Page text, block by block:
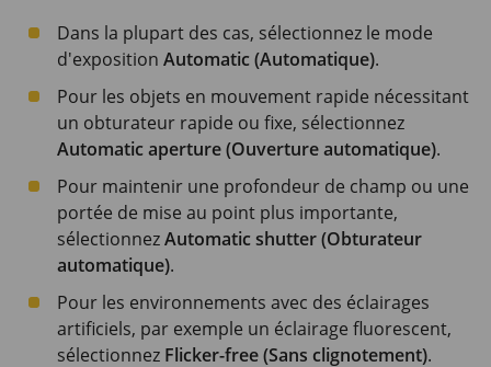
Dans la plupart des cas, sélectionnez le mode
d'exposition Automatic (Automatique).
Pour les objets en mouvement rapide nécessitant
un obturateur rapide ou fixe, sélectionnez
Automatic aperture (Ouverture automatique).
Pour maintenir une profondeur de champ ou une
portée de mise au point plus importante,
sélectionnezAutomatic shutter (Obturateur
automatique).
Pour les environnements avec des éclairages
artificiels, par exemple un éclairage fluorescent,
sélectionnez Flicker-free (Sans clignotement).